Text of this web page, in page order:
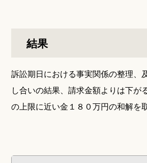
結果
訴訟期日における事実関係の整理、
し合いの結果、請求金額よりは下が
の上限に近い金１８０万円の和解を